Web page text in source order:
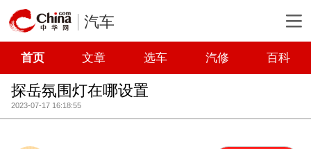
汽车
首页 文章 选车 汽修 百科
探岳氛围灯在哪设置
2023-07-17 16:18:55